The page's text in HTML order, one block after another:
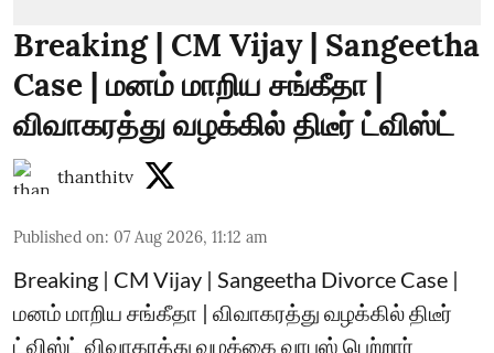
Breaking | CM Vijay | Sangeetha
Case | மனம் மாறிய சங்கீதா |
விவாகரத்து வழக்கில் திடீர் ட்விஸ்ட்
thanthitv
Published on: 07 Aug 2026, 11:12 am
Breaking | CM Vijay | Sangeetha Divorce Case |
மனம் மாறிய சங்கீதா | விவாகரத்து வழக்கில் திடீர்
ட்விஸ்ட் விவாகரத்து வழக்கை வாபஸ் பெற்றார்